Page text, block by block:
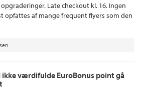
Late checkout kl. 16. Ingen
opfattes af mange frequent flyers som den
ikke værdifulde EuroBonus point gå